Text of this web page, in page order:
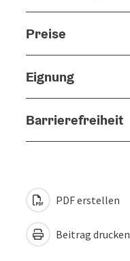
Preise
Eignung
Barrierefreiheit
PDF erstellen
Beitrag drucken